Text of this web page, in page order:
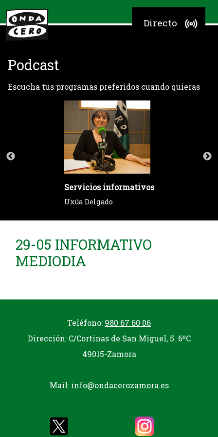
Directo
Podcast
Escucha tus programas preferidos cuando quieras
Servicios informativos
Uxúa Delgado
29-05 INFORMATIVO
MEDIODIA
Teléfono: 980 67 60 06
Dirección: C/Cortinas de San Miguel, 5. 6ºC
49015-Zamora
Mail: info@ondacerozamora.es